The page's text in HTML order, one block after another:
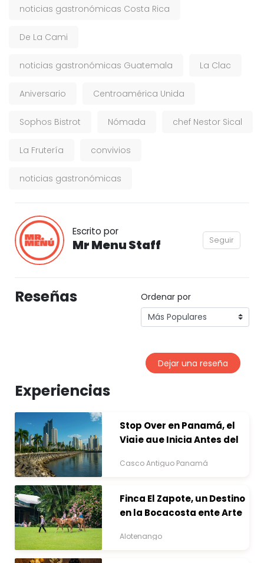
noticias gastronómicas Costa Rica
De La Cami
noticias gastronómicas Guatemala La Clac
Aniversario Centroamérica Unida
Sophos Bistrot Nómada chef Nestor Sical
La Frutería convivios
noticias gastronómicas
Escrito por
Mr Menu Staff Seguir
Reseñas Ordenar por
Dejar una reseña
Experiencias
Stop Over en Panamá, el
Viaje que Inicia Antes del
Casco Antiguo Panamá
Finca El Zapote, un Destino
en la Bocacosta ente Arte
Alotenango